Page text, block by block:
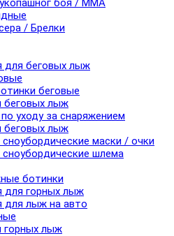
боя / ММА
/ Брелки
для беговых лыж
беговые
беговых лыж
уходу за снаряжением
беговых лыж
маски / очки
шлема
ботинки
для горных лыж
для лыж на авто
горных лыж